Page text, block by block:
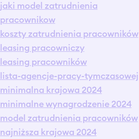
jaki model zatrudnienia
pracownikow
koszty zatrudnienia pracowników
leasing pracowniczy
leasing pracowników
lista-agencje-pracy-tymczasowej
minimalna krajowa 2024
minimalne wynagrodzenie 2024
model zatrudnienia pracowników
najniższa krajowa 2024